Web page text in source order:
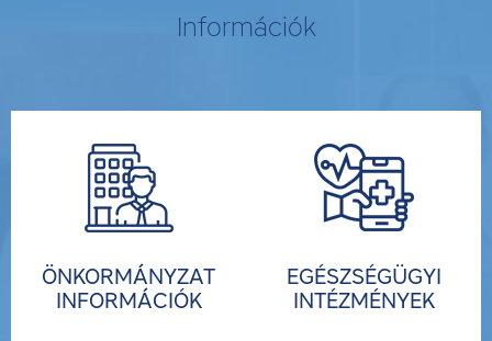
Információk
ÖNKORMÁNYZAT
INFORMÁCIÓK
EGÉSZSÉGÜGYI
INTÉZMÉNYEK